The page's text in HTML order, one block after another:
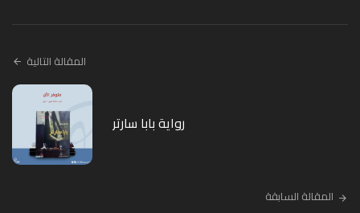
المقالة التالية
رواية بابا سارتر
المقالة السابقة